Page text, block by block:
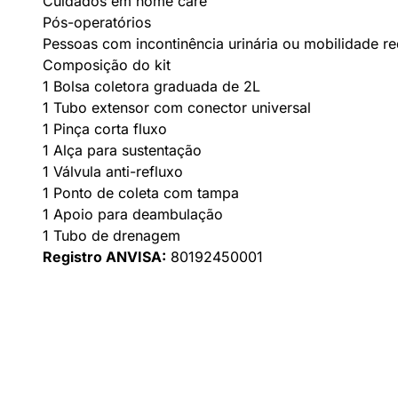
Pós-operatórios
Pessoas com incontinência urinária ou mobilidade
Composição do kit
1 Bolsa coletora graduada de 2L
1 Tubo extensor com conector universal
1 Pinça corta fluxo
1 Alça para sustentação
1 Válvula anti-refluxo
1 Ponto de coleta com tampa
1 Apoio para deambulação
1 Tubo de drenagem
Registro ANVISA: 80192450001